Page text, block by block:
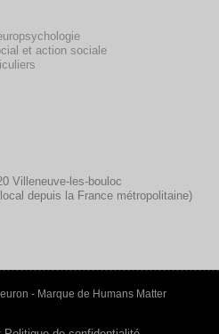
et action sociale
Villeneuve-les-bouloc
depuis la France métropolitaine)
- Marque de Humans Matter